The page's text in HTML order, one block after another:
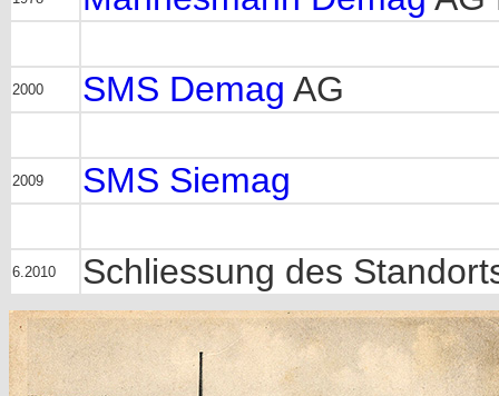
2000 SMS Demag AG
2009 SMS Siemag
6.2010 Schliessung des